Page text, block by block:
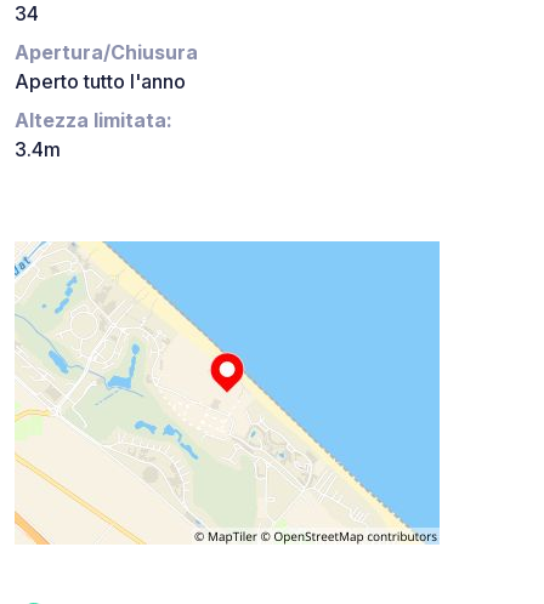
34
Apertura/Chiusura
Aperto tutto l'anno
Altezza limitata:
3.4m